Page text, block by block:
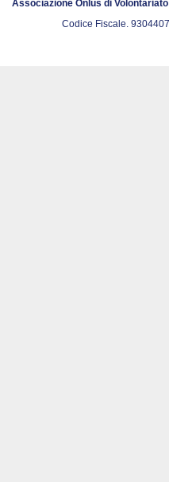
Associazione Onlus di
Codice Fiscale.